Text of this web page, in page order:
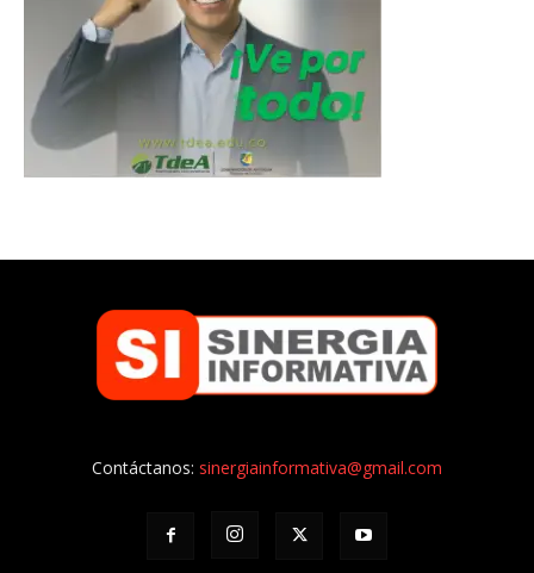
Contáctanos: sinergiainformativa@gmail.com